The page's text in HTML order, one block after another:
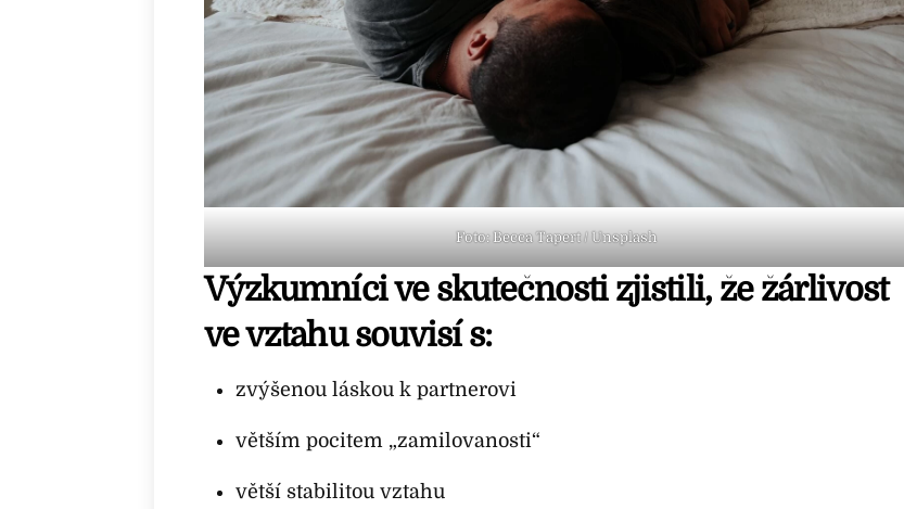
Foto: Becca Tapert / Unsplash
Výzkumníci ve skutečnosti zjistili, že žárlivost
ve vztahu souvisí s:
zvýšenou láskou k partnerovi
větším pocitem „zamilovanosti“
větší stabilitou vztahu